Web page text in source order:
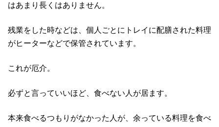
はあまり長くはありません。
残業をした時などは、個人ごとにトレイに配膳された料理
がヒーターなどで保管されています。
これが厄介。
必ずと言っていいほど、食べない人が居ます。
本来食べるつもりがなかった人が、余っている料理を食べ